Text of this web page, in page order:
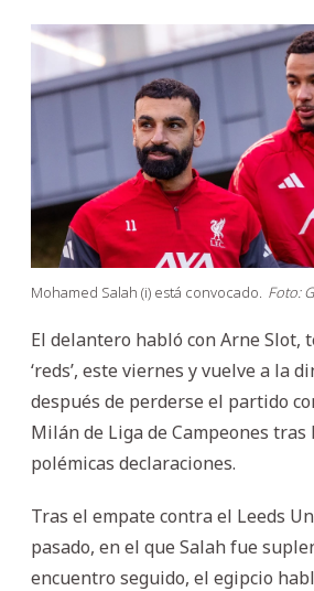
Mohamed Salah (i) está convocado. Foto:
El delantero habló con Arne Slot,
‘reds’, este viernes y vuelve a la
después de perderse el partido
Milán de Liga de Campeones tras
polémicas declaraciones.
Tras el empate contra el Leeds
pasado, en el que Salah fue
encuentro seguido, el egipcio